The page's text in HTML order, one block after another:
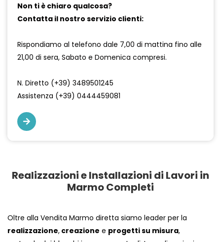
Non ti è chiaro qualcosa?
Contatta il nostro servizio clienti:
Rispondiamo al telefono dale 7,00 di mattina fino alle
21,00 di sera, Sabato e Domenica compresi.
N. Diretto (+39) 3489501245
Assistenza (+39) 0444459081
Realizzazioni e Installazioni di Lavori in
Marmo Completi
Oltre alla Vendita Marmo diretta siamo leader per la
realizzazione, creazione e progetti su misura,